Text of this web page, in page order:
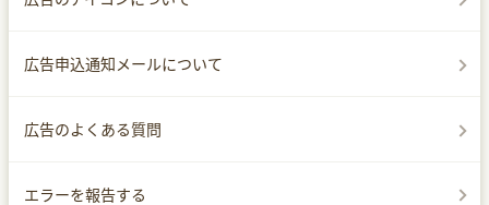
広告申込通知メールについて
広告のよくある質問
エラーを報告する